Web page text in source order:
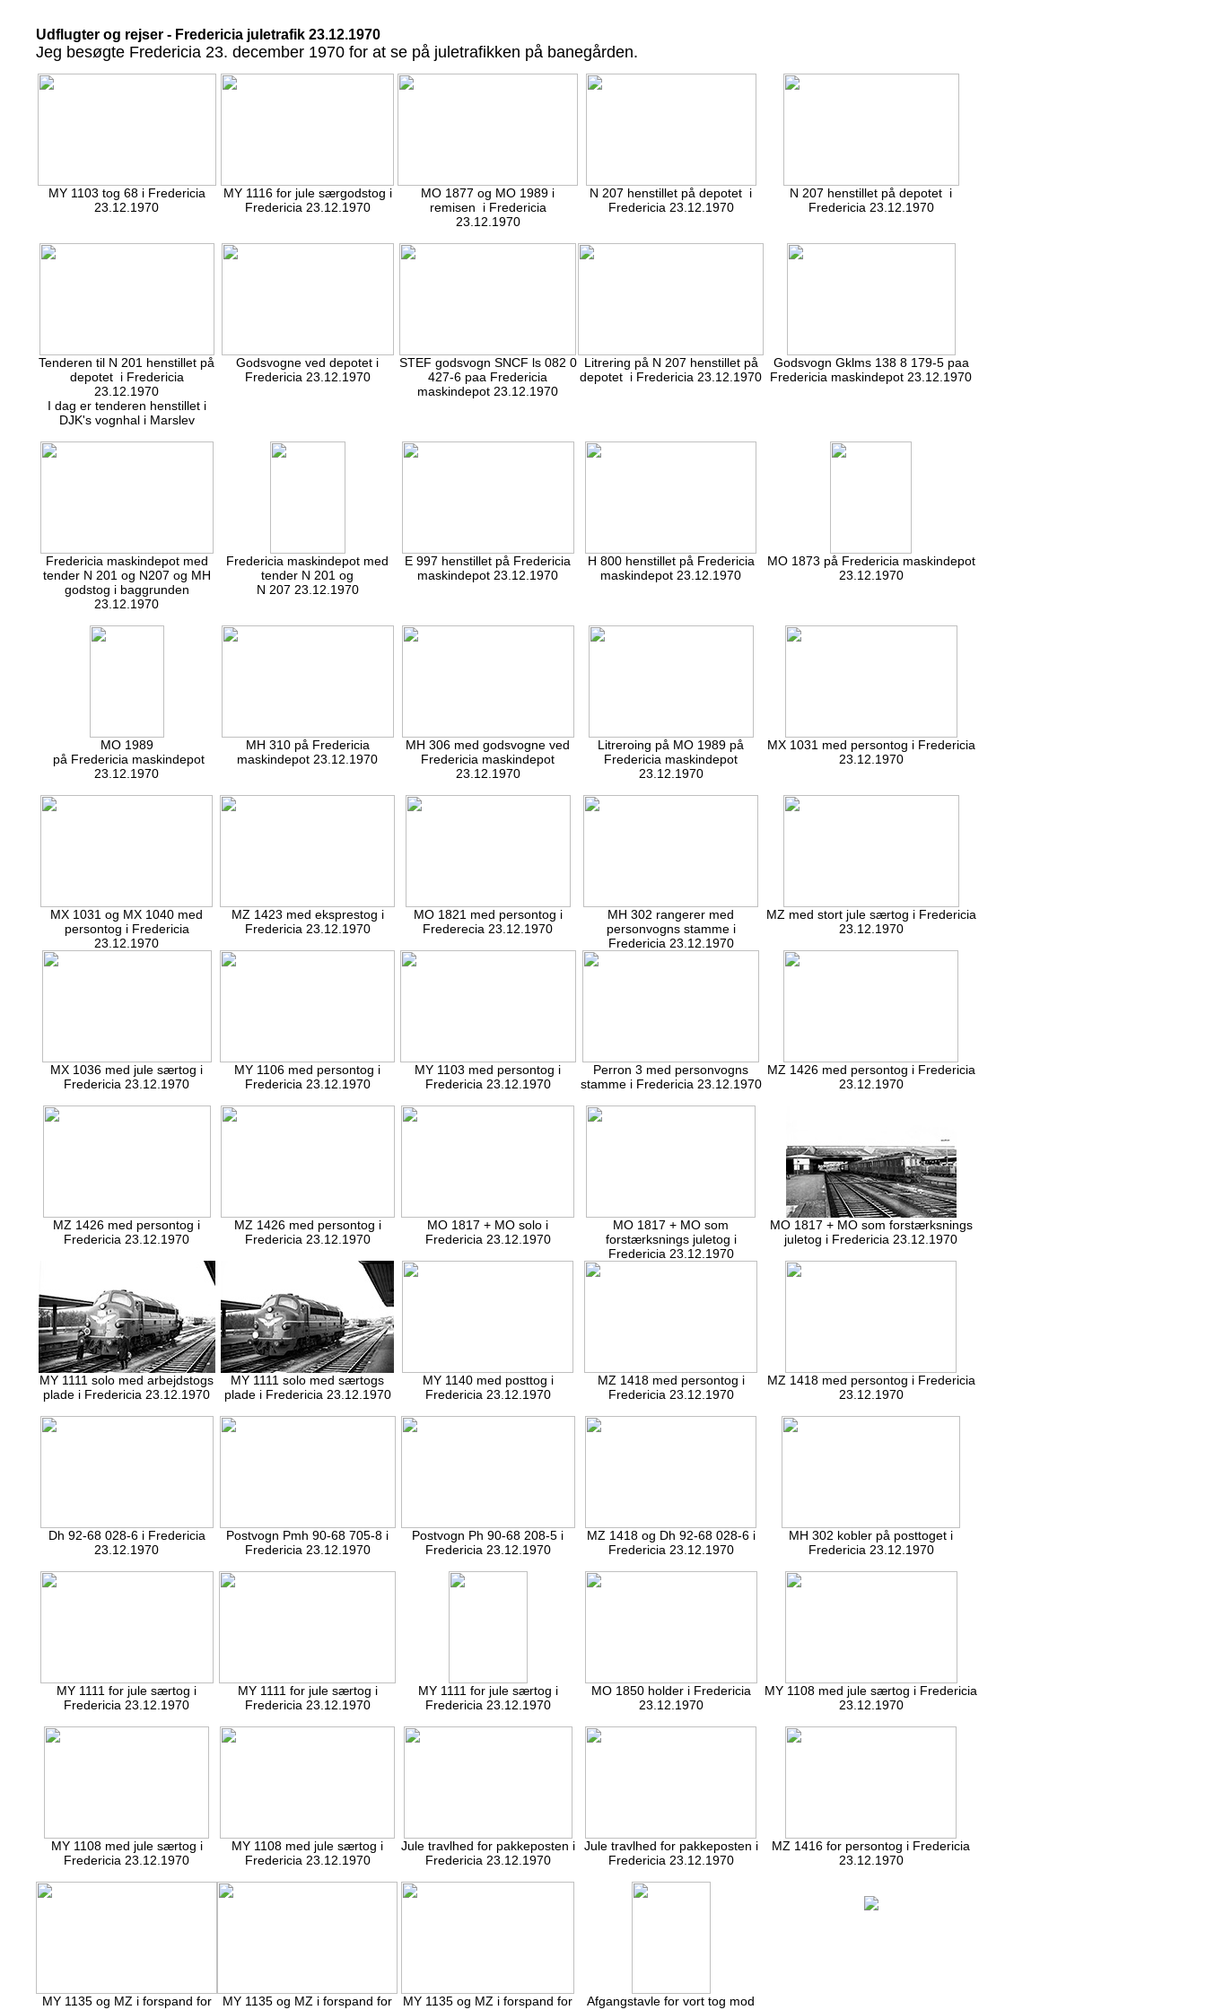
Udflugter og rejser - Fredericia juletrafik 23.12.1970
Jeg besøgte Fredericia 23. december 1970 for at se på juletrafikken på banegården.
MY 1103 tog 68 i Fredericia
23.12.1970
MY 1116 for jule særgodstog i
Fredericia 23.12.1970
MO 1877 og MO 1989 i
remisen i Fredericia
23.12.1970
N 207 henstillet på depotet i
Fredericia 23.12.1970
N 207 henstillet på depotet i
Fredericia 23.12.1970
Tenderen til N 201 henstillet på
depotet i Fredericia
23.12.1970
I dag er tenderen henstillet i
DJK's vognhal i Marslev
Godsvogne ved depotet i
Fredericia 23.12.1970
STEF godsvogn SNCF ls 082 0
427-6 paa Fredericia
maskindepot 23.12.1970
Litrering på N 207 henstillet på
depotet i Fredericia 23.12.1970
Godsvogn Gklms 138 8 179-5 paa
Fredericia maskindepot 23.12.1970
Fredericia maskindepot med
tender N 201 og N207 og MH
godstog i baggrunden
23.12.1970
Fredericia maskindepot med
tender N 201 og
N 207 23.12.1970
E 997 henstillet på Fredericia
maskindepot 23.12.1970
H 800 henstillet på Fredericia
maskindepot 23.12.1970
MO 1873 på Fredericia maskindepot
23.12.1970
MO 1989
på Fredericia maskindepot
23.12.1970
MH 310 på Fredericia
maskindepot 23.12.1970
MH 306 med godsvogne ved
Fredericia maskindepot
23.12.1970
Litreroing på MO 1989 på
Fredericia maskindepot
23.12.1970
MX 1031 med persontog i Fredericia
23.12.1970
MX 1031 og MX 1040 med
persontog i Fredericia
23.12.1970
MZ 1423 med eksprestog i
Fredericia 23.12.1970
MO 1821 med persontog i
Frederecia 23.12.1970
MH 302 rangerer med
personvogns stamme i
Fredericia 23.12.1970
MZ med stort jule særtog i Fredericia
23.12.1970
MX 1036 med jule særtog i
Fredericia 23.12.1970
MY 1106 med persontog i
Fredericia 23.12.1970
MY 1103 med persontog i
Fredericia 23.12.1970
Perron 3 med personvogns
stamme i Fredericia 23.12.1970
MZ 1426 med persontog i Fredericia
23.12.1970
MZ 1426 med persontog i
Fredericia 23.12.1970
MZ 1426 med persontog i
Fredericia 23.12.1970
MO 1817 + MO solo i
Fredericia 23.12.1970
MO 1817 + MO som
forstærksnings juletog i
Fredericia 23.12.1970
MO 1817 + MO som forstærksnings
juletog i Fredericia 23.12.1970
MY 1111 solo med arbejdstogs
plade i Fredericia 23.12.1970
MY 1111 solo med særtogs
plade i Fredericia 23.12.1970
MY 1140 med posttog i
Fredericia 23.12.1970
MZ 1418 med persontog i
Fredericia 23.12.1970
MZ 1418 med persontog i Fredericia
23.12.1970
Dh 92-68 028-6 i Fredericia
23.12.1970
Postvogn Pmh 90-68 705-8 i
Fredericia 23.12.1970
Postvogn Ph 90-68 208-5 i
Fredericia 23.12.1970
MZ 1418 og Dh 92-68 028-6 i
Fredericia 23.12.1970
MH 302 kobler på posttoget i
Fredericia 23.12.1970
MY 1111 for jule særtog i
Fredericia 23.12.1970
MY 1111 for jule særtog i
Fredericia 23.12.1970
MY 1111 for jule særtog i
Fredericia 23.12.1970
MO 1850 holder i Fredericia
23.12.1970
MY 1108 med jule særtog i Fredericia
23.12.1970
MY 1108 med jule særtog i
Fredericia 23.12.1970
MY 1108 med jule særtog i
Fredericia 23.12.1970
Jule travlhed for pakkeposten i
Fredericia 23.12.1970
Jule travlhed for pakkeposten i
Fredericia 23.12.1970
MZ 1416 for persontog i Fredericia
23.12.1970
MY 1135 og MZ i forspand for
MY 1135 og MZ i forspand for
MY 1135 og MZ i forspand for
Afgangstavle for vort tog mod